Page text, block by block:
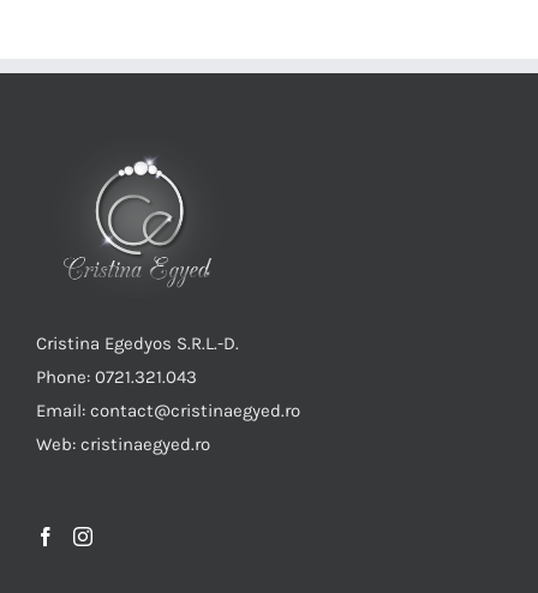
Cristina Egedyos S.R.L.-D.
Phone: 0721.321.043
Email: contact@cristinaegyed.ro
Web: cristinaegyed.ro